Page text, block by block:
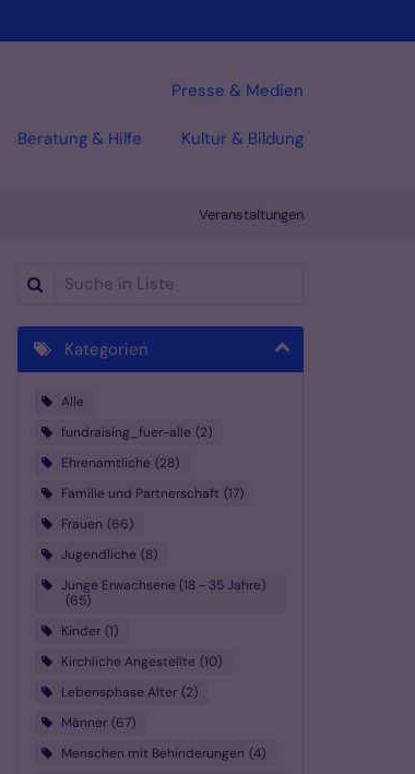
Beratung & Hilfe Kultur & Bildung
Presse & Medien
Veranstaltungen
Suche in Liste
Kategorien
Alle
fundraising_fuer-alle 2
Ehrenamtliche 28
Familie und Partnerschaft 17
Frauen 66
Jugendliche 8
Junge Erwachsene (18 - 35 Jahre)
65
Kinder 1
Kirchliche Angestellte 10
Lebensphase Alter 2
Männer 67
Menschen mit Behinderungen 4